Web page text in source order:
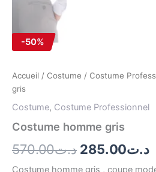
-50%
Accueil / Costume / Costume
gris
Costume, Costume Professionnel
Costume homme gris
د.ت570.00 د.ت285.00
Costume homme gris , coupe